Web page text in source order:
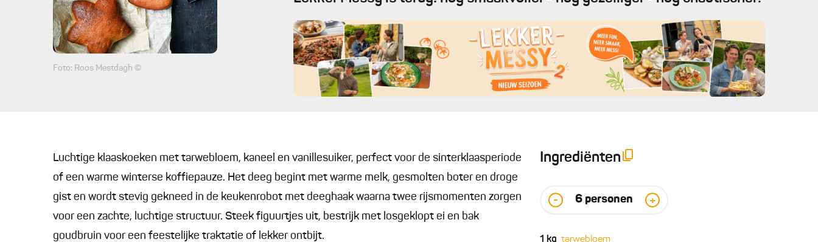
Foto: Roos Mestdagh ©
Ingrediënten
- 6 personen +
1 kg tarwebloem
Luchtige klaaskoeken met tarwebloem, kaneel en vanillesuiker, perfect voor de sinterklaasperiode
of een warme winterse koffiepauze. Het deeg begint met warme melk, gesmolten boter en droge
gist en wordt stevig gekneed in de keukenrobot met deeghaak waarna twee rijsmomenten zorgen
voor een zachte, luchtige structuur. Steek figuurtjes uit, bestrijk met losgeklopt ei en bak
goudbruin voor een feestelijke traktatie of lekker ontbijt.